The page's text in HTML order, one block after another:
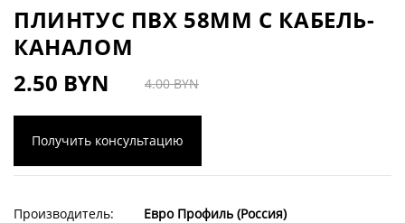
ПЛИНТУС ПВХ 58ММ С КАБЕЛЬ-
КАНАЛОМ
2.50 BYN
4.00 BYN
Получить консультацию
Производитель:
Евро Профиль (Россия)